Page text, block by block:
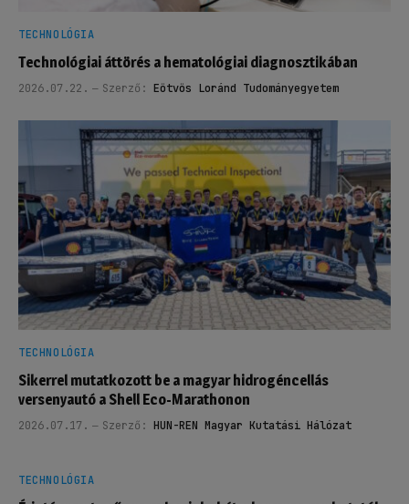
TECHNOLÓGIA
Technológiai áttörés a hematológiai diagnosztikában
2026.07.22. Szerző: Eötvös Loránd Tudományegyetem
TECHNOLÓGIA
Sikerrel mutatkozott be a magyar hidrogéncellás
versenyautó a Shell Eco-Marathonon
2026.07.17. Szerző: HUN-REN Magyar Kutatási Hálózat
TECHNOLÓGIA